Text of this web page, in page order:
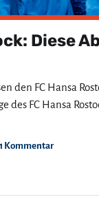
Diese
den FC Hansa
des FC Hansa
1 Kommentar